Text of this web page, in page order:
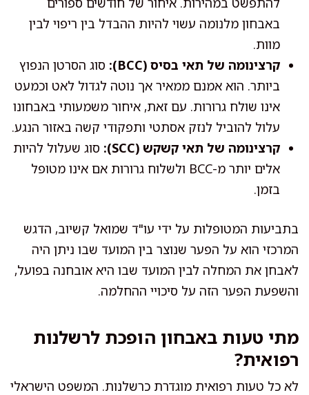
באבחון מלנומה עשוי להיות ההבדל בין ריפוי לבין
מוות.
קרצינומה של תאי בסיס (BCC):
סוג הסרטן הנפוץ
ביותר. הוא אמנם ממאיר אך נוטה לגדול לאט וכמעט
אינו שולח גרורות. עם זאת, איחור משמעותי באבחונו
עלול להוביל לנזק אסתטי ותפקודי קשה באזור הנגע.
קרצינומה של תאי קשקש (SCC):
סוג שעלול להיות
אלים יותר מ-BCC ולשלוח גרורות אם אינו מטופל
בזמן.
בתביעות המטופלות על ידי עו"ד שמואל קשיוב, הדגש
המרכזי הוא על הפער שנוצר בין המועד שבו ניתן היה
לאבחן את המחלה לבין המועד שבו היא אובחנה בפועל,
והשפעת הפער הזה על סיכויי ההחלמה.
מתי טעות באבחון הופכת לרשלנות
רפואית?
לא כל טעות רפואית מוגדרת כרשלנות. המשפט הישראלי